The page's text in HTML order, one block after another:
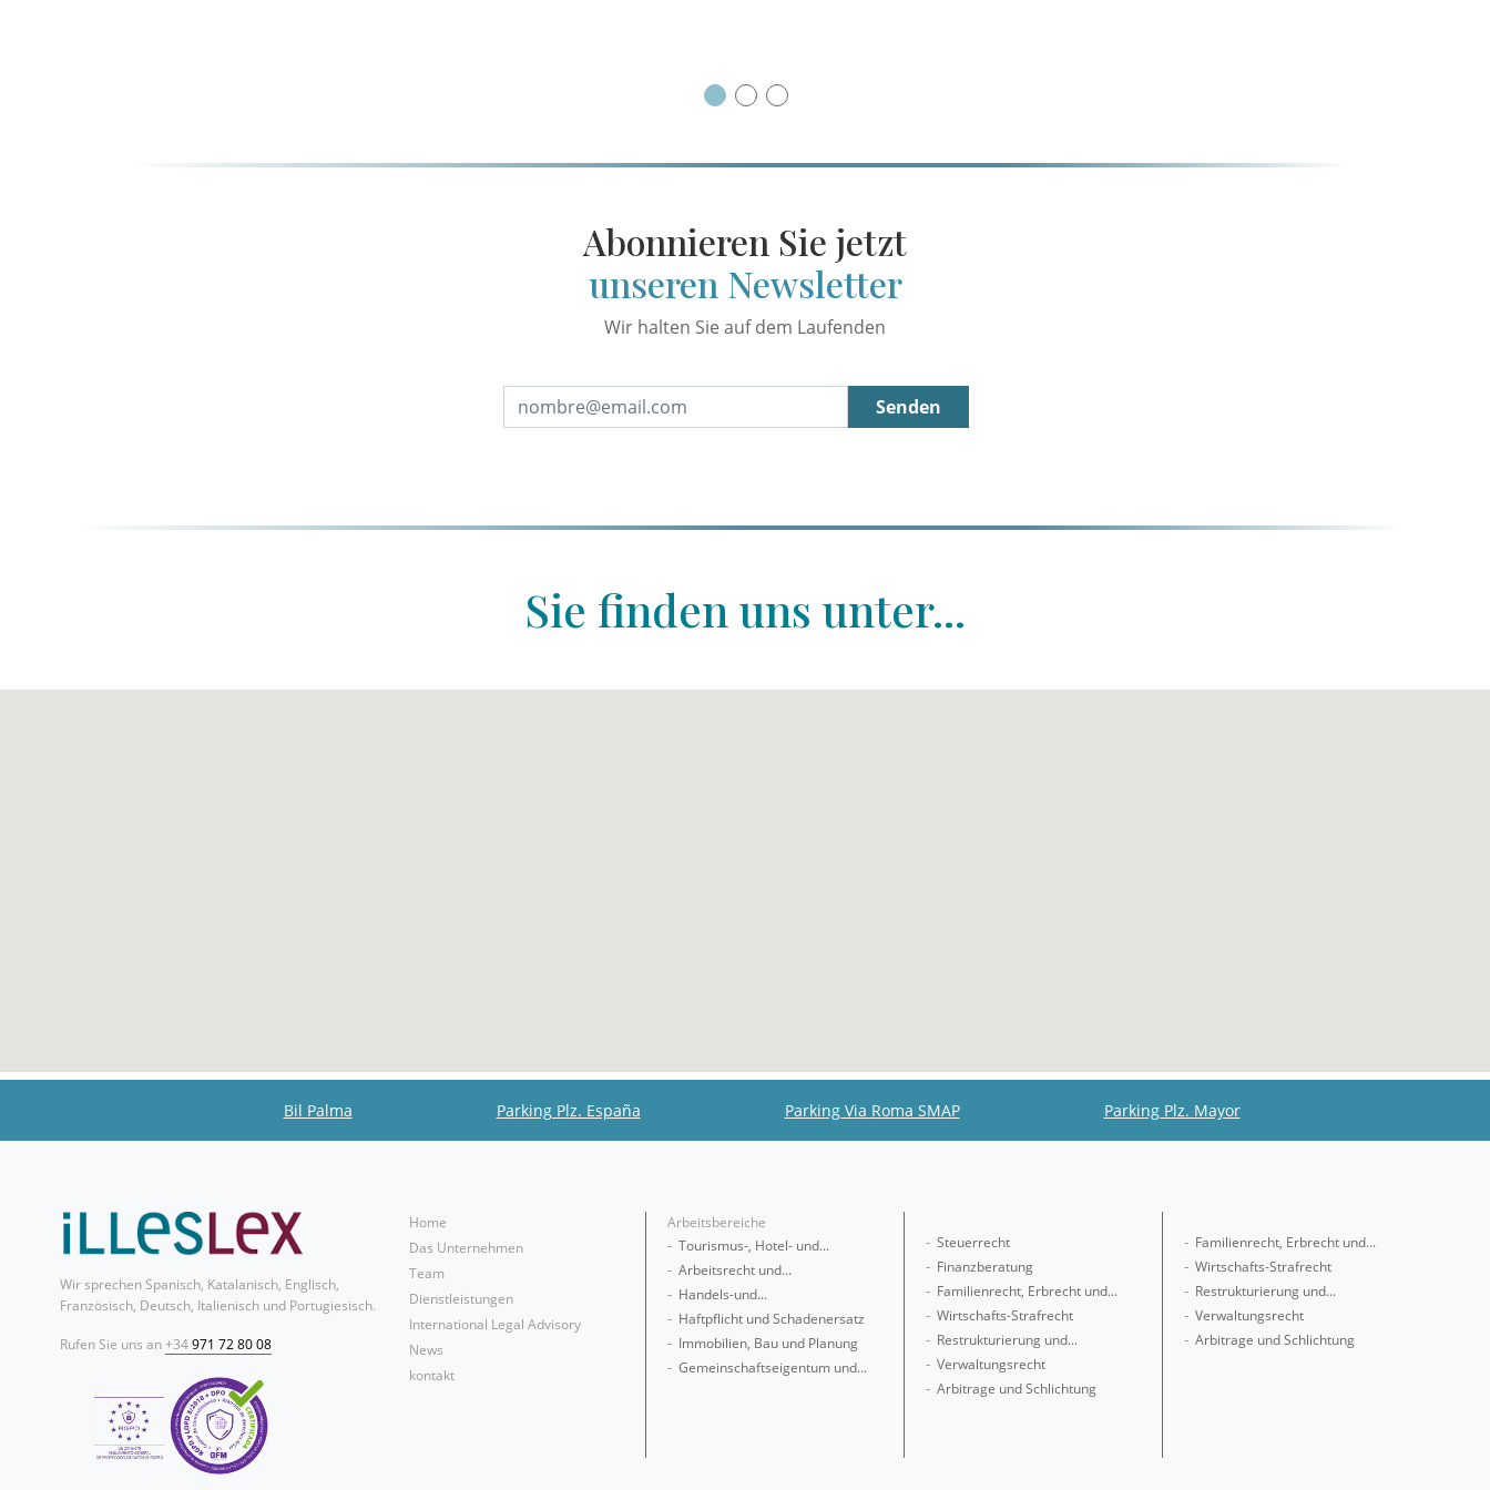
Abonnieren Sie jetzt
unseren Newsletter
Wir halten Sie auf dem Laufenden
Senden
Sie finden uns unter...
Bil Palma Parking Plz. España Parking Via Roma SMAP Parking Plz. Mayor
Wir sprechen Spanisch, Katalanisch, Englisch,
Französisch, Deutsch, Italienisch und Portugiesisch.
Rufen Sie uns an+34971 72 80 08
Home
Das Unternehmen
Team
Dienstleistungen
International Legal Advisory
News
kontakt
Arbeitsbereiche
Tourismus-, Hotel- und...
Arbeitsrecht und...
Handels-und...
Haftpflicht und Schadenersatz
Immobilien, Bau und Planung
Gemeinschaftseigentum und...
Steuerrecht
Finanzberatung
Familienrecht, Erbrecht und...
Wirtschafts-Strafrecht
Restrukturierung und...
Verwaltungsrecht
Arbitrage und Schlichtung
Familienrecht, Erbrecht und...
Wirtschafts-Strafrecht
Restrukturierung und...
Verwaltungsrecht
Arbitrage und Schlichtung